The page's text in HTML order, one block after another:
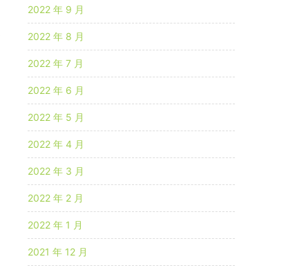
2022 年 9 月
2022 年 8 月
2022 年 7 月
2022 年 6 月
2022 年 5 月
2022 年 4 月
2022 年 3 月
2022 年 2 月
2022 年 1 月
2021 年 12 月